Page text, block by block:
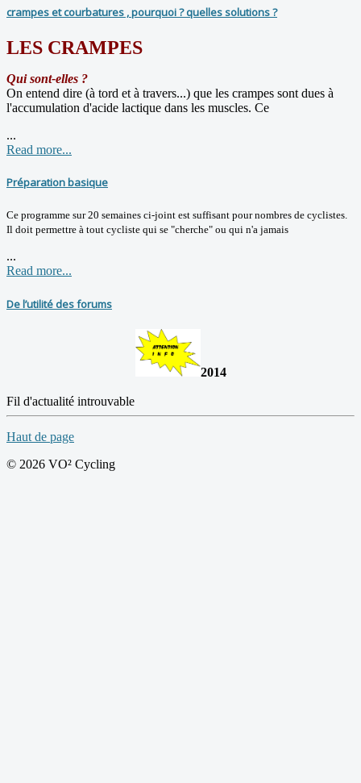
crampes et courbatures , pourquoi ? quelles solutions ?
LES CRAMPES
Qui sont-elles ?
On entend dire (à tord et à travers...) que les crampes sont dues à
l'accumulation d'acide lactique dans les muscles. Ce
...
Read more...
Préparation basique
Ce programme sur 20 semaines ci-joint est suffisant pour nombres de cyclistes.
Il doit permettre à tout cycliste qui se "cherche" ou qui n'a jamais
...
Read more...
De l’utilité des forums
2014
Fil d'actualité introuvable
Haut de page
© 2026 VO² Cycling